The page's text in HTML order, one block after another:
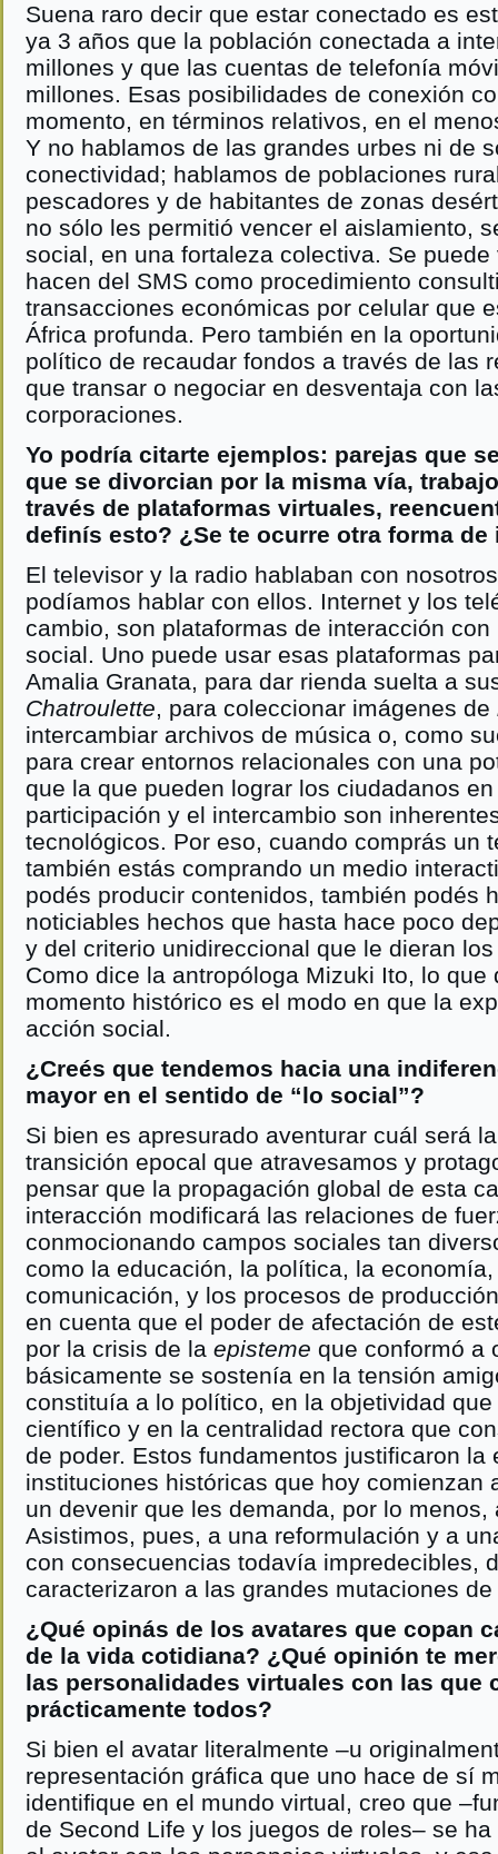
Suena raro decir que estar conectado es
ya 3 años que la población conectada a
millones y que las cuentas de telefonía
millones. Esas posibilidades de conexión
momento, en términos relativos, en el
Y no hablamos de las grandes urbes ni de
conectividad; hablamos de poblaciones
pescadores y de habitantes de zonas
no sólo les permitió vencer el aislamiento,
social, en una fortaleza colectiva. Se
hacen del SMS como procedimiento
transacciones económicas por celular que
África profunda. Pero también en la
político de recaudar fondos a través de las
que transar o negociar en desventaja con
corporaciones.
Yo podría citarte ejemplos: parejas que
que se divorcian por la misma vía,
través de plataformas virtuales,
definís esto? ¿Se te ocurre otra forma
El televisor y la radio hablaban con
podíamos hablar con ellos. Internet y los
cambio, son plataformas de interacción
social. Uno puede usar esas plataformas
Amalia Granata, para dar rienda suelta a
Chatroulette, para coleccionar imágenes de
intercambiar archivos de música o, como
para crear entornos relacionales con una
que la que pueden lograr los ciudadanos
participación y el intercambio son
tecnológicos. Por eso, cuando comprás un
también estás comprando un medio
podés producir contenidos, también podés
noticiables hechos que hasta hace poco
y del criterio unidireccional que le dieran
Como dice la antropóloga Mizuki Ito, lo que
momento histórico es el modo en que la
acción social.
¿Creés que tendemos hacia una
mayor en el sentido de “lo social”?
Si bien es apresurado aventurar cuál será
transición epocal que atravesamos y
pensar que la propagación global de esta
interacción modificará las relaciones de
conmocionando campos sociales tan
como la educación, la política, la
comunicación, y los procesos de
en cuenta que el poder de afectación de
por la crisis de la episteme que conformó a
básicamente se sostenía en la tensión
constituía a lo político, en la objetividad
científico y en la centralidad rectora que
de poder. Estos fundamentos justificaron la
instituciones históricas que hoy comienzan
un devenir que les demanda, por lo menos,
Asistimos, pues, a una reformulación y a
con consecuencias todavía impredecibles,
caracterizaron a las grandes mutaciones
¿Qué opinás de los avatares que copan
de la vida cotidiana? ¿Qué opinión te
las personalidades virtuales con las que
prácticamente todos?
Si bien el avatar literalmente –u
representación gráfica que uno hace de sí
identifique en el mundo virtual, creo que
de Second Life y los juegos de roles– se